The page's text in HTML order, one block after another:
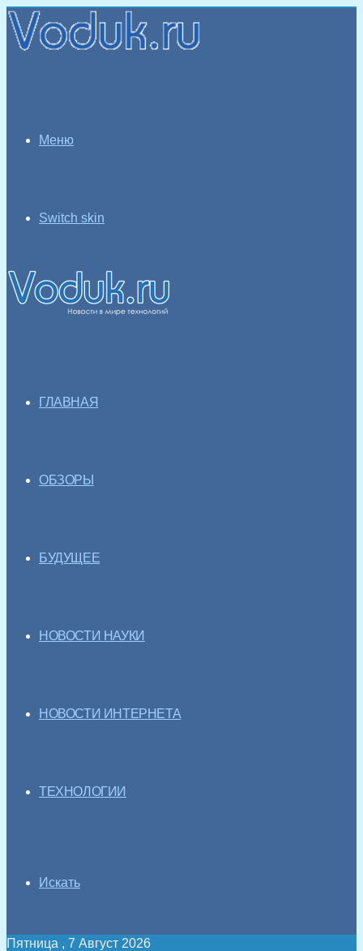
Меню
Switch skin
ГЛАВНАЯ
ОБЗОРЫ
БУДУЩЕЕ
НОВОСТИ НАУКИ
НОВОСТИ ИНТЕРНЕТА
ТЕХНОЛОГИИ
Искать
Пятница , 7 Август 2026